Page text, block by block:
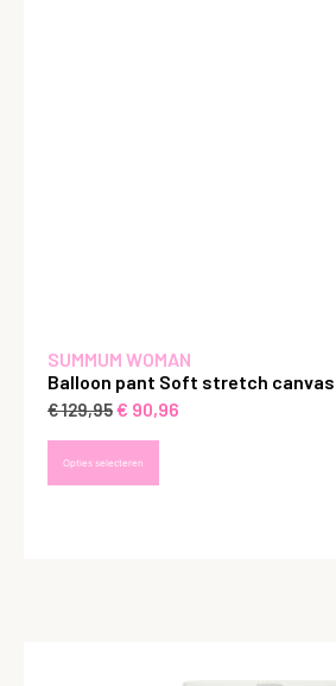
SUMMUM WOMAN
Balloon pant Soft stretch canvas
€129,95€ 90,96
Opties selecteren